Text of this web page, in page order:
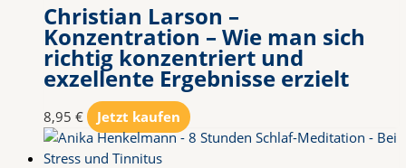
Christian Larson –
Konzentration – Wie man sich
richtig konzentriert und
exzellente Ergebnisse erzielt
8,95 € Jetzt kaufen